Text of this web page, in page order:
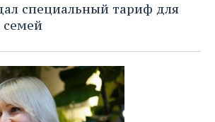
специальный тариф для